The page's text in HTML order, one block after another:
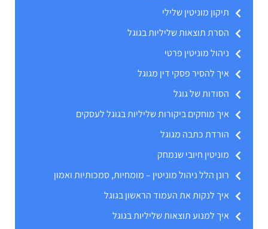
תיקון מוניטין שלילי
הסרת תוצאות שליליות בגוגל
ניהול מוניטין פרטי
איך להסיר פסקי דין מגוגל
הסודות של גוגל
איך מוחקים ביקורות שליליות בגוגל לעסקים
הורדת כתבה מגוגל
מוניטין חיובי שנמחק
רונן הלל ניהול מוניטין – מומחיות, סמכותיות ואמון
איך לנקות את העמוד הראשון בגוגל
איך למנוע תוצאות שליליות בגוגל